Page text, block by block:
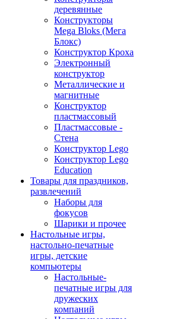
деревянные
Конструкторы
Mega Bloks (Мега
Блокс)
Конструктор Кроха
Электронный
конструктор
Металлические и
магнитные
Конструктор
пластмассовый
Пластмассовые -
Стена
Конструктор Lego
Конструктор Lego
Education
Товары для праздников,
развлечений
Наборы для
фокусов
Шарики и прочее
Настольные игры,
настольно-печатные
игры, детские
компьютеры
Настольные-
печатные игры для
дружеских
компаний